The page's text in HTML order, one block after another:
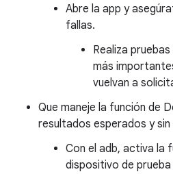
Abre la app y
fallas.
Realiza
más
vuelvan a
Que maneje la función de
resultados esperados y
Con el adb, activa la
dispositivo de